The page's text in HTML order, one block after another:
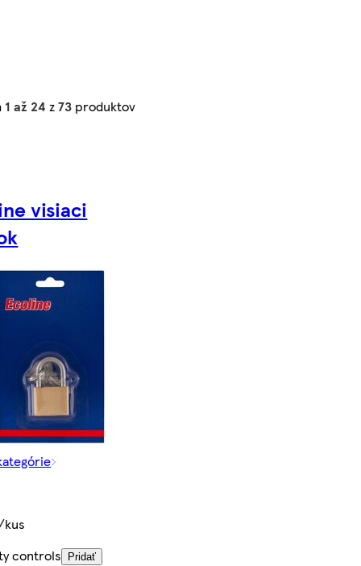
1 až 24 z73 produktov
visiaci
controls
Pridať